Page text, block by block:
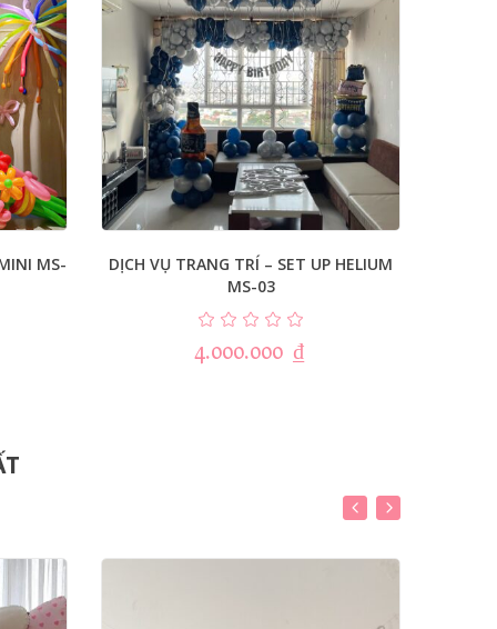
MS-
DỊCH VỤ TRANG TRÍ – SET UP HELIUM
MS-03
4.000.000 ₫